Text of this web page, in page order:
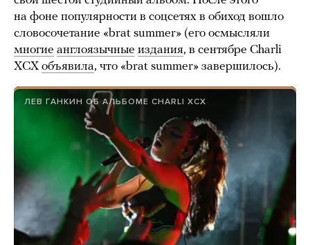
на фоне популярности в соцсетях в обиход вошло
словосочетание «brat summer» (его осмысляли
многие англоязычные издания, в сентябре Charli
XCX объявила, что «brat summer» завершилось).
ЛЕВ ГАНКИН ОБ АЛЬБОМЕ CHARLI XCX